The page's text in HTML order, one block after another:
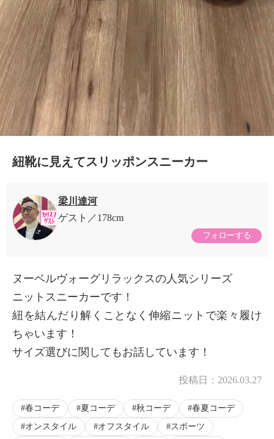
紐靴に見えてスリッポンスニーカー
梁川達河
ゲスト
178cm
フォローする
ヌーベルヴォーグリラックスの人気シリーズ
ニットスニーカーです！
紐を結んだり解くことなく伸縮ニットで楽々履け
ちゃいます！
サイズ選びに関してもお話しています！
投稿日： 2026.03.27
春コーデ 夏コーデ 秋コーデ
春夏コーデ
オンスタイル
オフスタイル
スポーツ